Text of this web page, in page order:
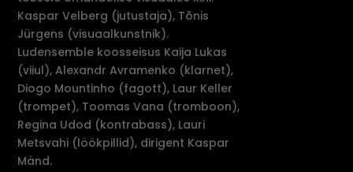
Kaspar Velberg (jutustaja), Tõnis
Jürgens (visuaalkunstnik).
Ludensemble koosseisus Kaija Lukas
(viiul), Alexandr Avramenko (klarnet),
Diogo Mountinho (fagott), Laur Keller
(trompet), Toomas Vana (tromboon),
Regina Udod (kontrabass), Lauri
Metsvahi (löökpillid), dirigent Kaspar
Mänd.